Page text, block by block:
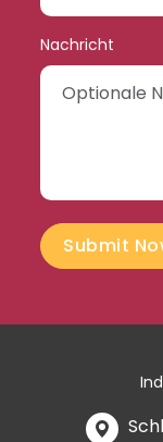
Nachricht
Submit